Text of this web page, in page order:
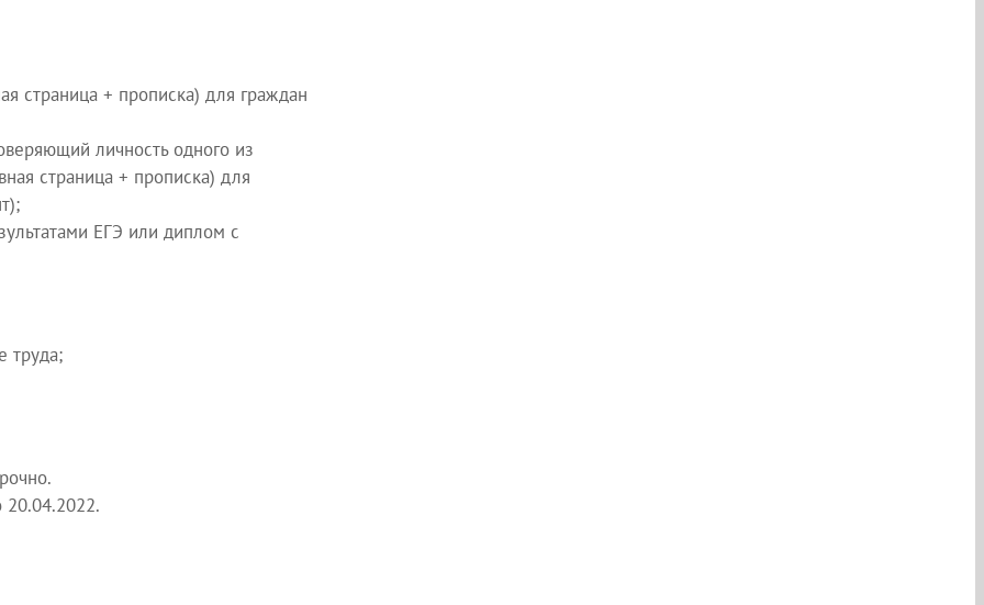
страница + прописка) для граждан
личность одного из
страница + прописка) для
ЕГЭ или диплом с
труда;
20.04.2022.